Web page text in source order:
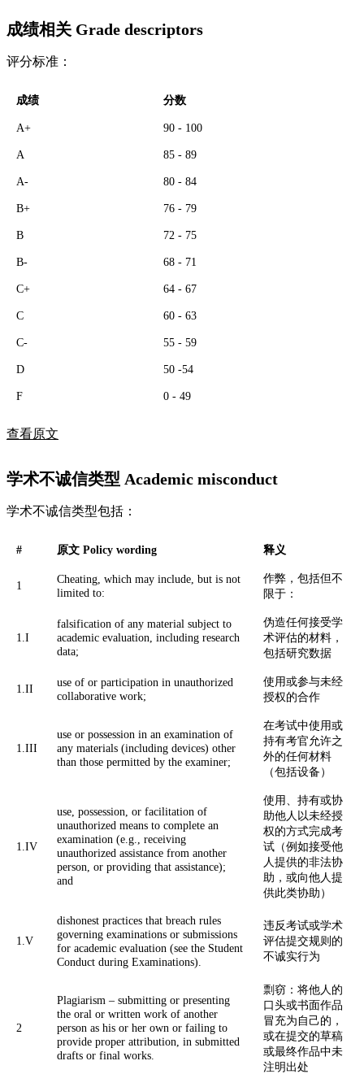
成绩相关 Grade descriptors
评分标准：
成绩 分数
A+ 90 - 100
A 85 - 89
A- 80 - 84
B+ 76 - 79
B 72 - 75
B- 68 - 71
C+ 64 - 67
C 60 - 63
C- 55 - 59
D 50 -54
F 0 - 49
查看原文
学术不诚信类型 Academic misconduct
学术不诚信类型包括：
# 原文 Policy wording 释义
1
Cheating, which may include, but is not
limited to:
作弊，包括但不
限于：
1.I
falsification of any material subject to
academic evaluation, including research
data;
伪造任何接受学
术评估的材料，
包括研究数据
1.II
use of or participation in unauthorized
collaborative work;
使用或参与未经
授权的合作
1.III
use or possession in an examination of
any materials (including devices) other
than those permitted by the examiner;
在考试中使用或
持有考官允许之
外的任何材料
（包括设备）
1.IV
use, possession, or facilitation of
unauthorized means to complete an
examination (e.g., receiving
unauthorized assistance from another
person, or providing that assistance);
and
使用、持有或协
助他人以未经授
权的方式完成考
试（例如接受他
人提供的非法协
助，或向他人提
供此类协助）
1.V
dishonest practices that breach rules
governing examinations or submissions
for academic evaluation (see the Student
Conduct during Examinations).
违反考试或学术
评估提交规则的
不诚实行为
2
Plagiarism – submitting or presenting
the oral or written work of another
person as his or her own or failing to
provide proper attribution, in submitted
drafts or final works.
剽窃：将他人的
口头或书面作品
冒充为自己的，
或在提交的草稿
或最终作品中未
注明出处